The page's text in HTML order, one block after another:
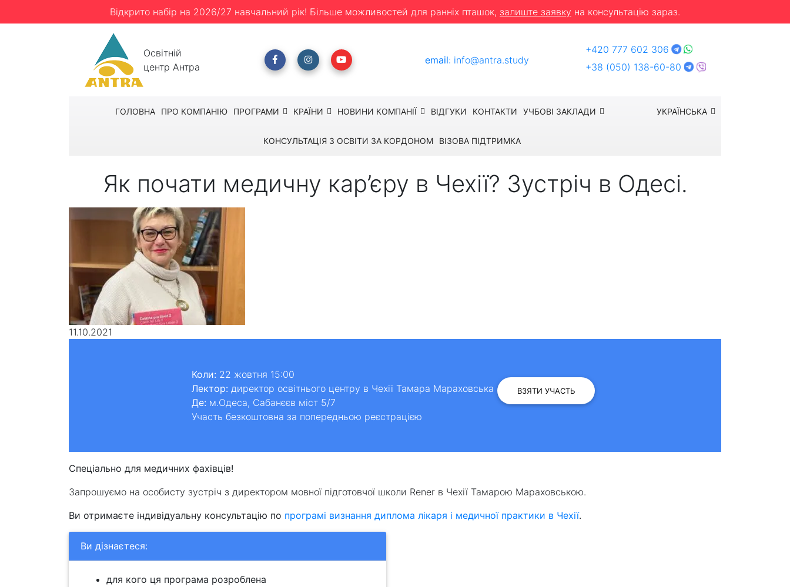
Відкрито набір на 2026/27 навчальний рік! Більше можливостей для ранніх пташок, залиште заявку на консультацію зараз.
Освітній
центр Антра
email: info@antra.study
+420 777 602 306
+38 (050) 138-60-80
ГОЛОВНА ПРО КОМПАНІЮ ПРОГРАМИ УКРАЇНСЬКА
КРАЇНИ НОВИНИ КОМПАНІЇ ВІДГУКИ КОНТАКТИ УЧБОВІ ЗАКЛАДИ
КОНСУЛЬТАЦІЯ З ОСВІТИ ЗА КОРДОНОМ ВІЗОВА ПІДТРИМКА
Як почати медичну кар’єру в Чехії? Зустріч в Одесі.
11.10.2021
Коли: 22 жовтня 15:00
Лектор: директор освітнього центру в Чехії Тамара Мараховська
Де: м.Одеса, Сабанєєв міст 5/7
Участь безкоштовна за попередньою реєстрацією
ВЗЯТИ УЧАСТЬ
Спеціально для медичних фахівців!
Запрошуємо на особисту зустріч з директором мовної підготовчої школи Rener в Чехії Тамарою Мараховською.
Ви отримаєте індивідуальну консультацію по програмі визнання диплома лікаря і медичної практики в Чехії.
Ви дізнаєтеся:
для кого ця програма розроблена